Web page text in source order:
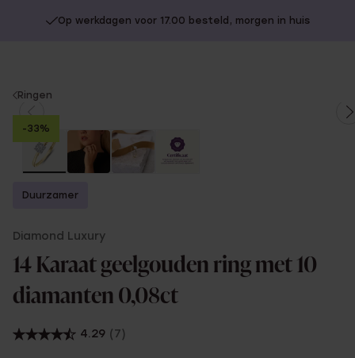
Op werkdagen voor 17.00 besteld, morgen in huis
You
are
here:
Ringen
-33%
Duurzamer
Diamond Luxury
14 Karaat geelgouden ring met 10
diamanten 0,08ct
4.29 (7)